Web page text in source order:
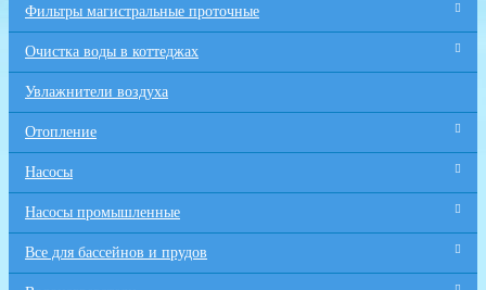
Фильтры магистральные проточные
Очистка воды в коттеджах
Увлажнители воздуха
Отопление
Насосы
Насосы промышленные
Все для бaссейнов и прудов